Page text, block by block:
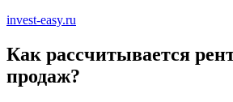
invest-easy.ru
Как рассчитывается
продаж?